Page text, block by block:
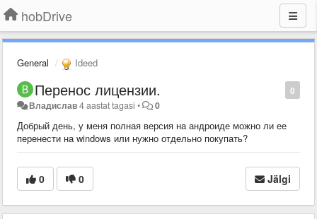
hobDrive
General Ideed
0
Перенос лицензии.
Владислав4 aastat tagasi • 0
Добрый день, у меня полная версия на андроиде можно ли ее
перенести на windows или нужно отдельно покупать?
0 0 Jälgi